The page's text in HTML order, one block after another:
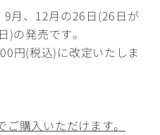
9月、12月の26日(26日が
)の発売です。
円(税込)に改定いたしま
購入いただけます。